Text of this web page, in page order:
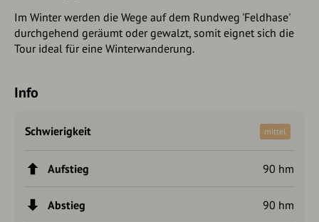
Im Winter werden die Wege auf dem Rundweg 'Feldhase'
durchgehend geräumt oder gewalzt, somit eignet sich die
Tour ideal für eine Winterwanderung.
Info
Schwierigkeit mittel
Aufstieg 90 hm
Abstieg 90 hm